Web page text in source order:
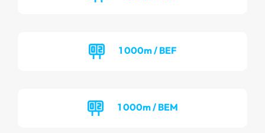
1 000m / BEF
1 000m / BEM